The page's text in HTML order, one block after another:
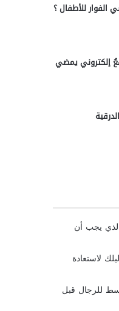
للأطفال ؟
إلكتروني يمضي
يجب أن
لاستعادة
للرجال قبل